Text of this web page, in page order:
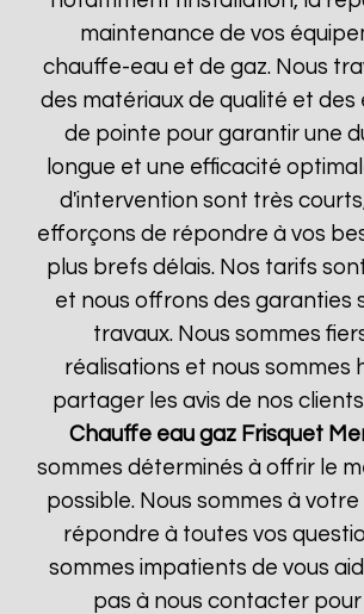
maintenance de vos
chauffe-eau et de gaz. Nous
des matériaux de qualité et des
de pointe pour garantir une
longue et une efficacité
d'intervention sont très
efforçons de répondre à vos
plus brefs délais. Nos tarifs
et nous offrons des garanties
travaux. Nous sommes
réalisations et nous sommes
partager les avis de nos
Chauffe eau gaz Frisquet
sommes déterminés à offrir le
possible. Nous sommes à
répondre à toutes vos
sommes impatients de vous
pas à nous contacter